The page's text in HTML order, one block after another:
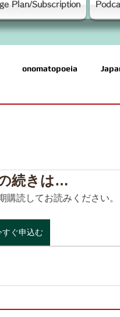
Plan/Subscription
onomatopoeia
。
続きは…
購読してお読みください。
すぐ申込む